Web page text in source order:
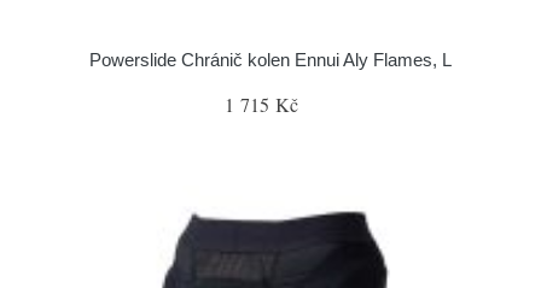
Powerslide Chránič kolen Ennui Aly Flames, L
1 715 Kč